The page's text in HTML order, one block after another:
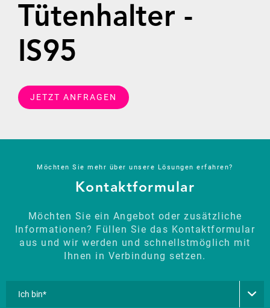
Tütenhalter -
IS95
JETZT ANFRAGEN
Möchten Sie mehr über unsere Lösungen erfahren?
Kontaktformular
Möchten Sie ein Angebot oder zusätzliche
Informationen? Füllen Sie das Kontaktformular
aus und wir werden und schnellstmöglich mit
Ihnen in Verbindung setzen.